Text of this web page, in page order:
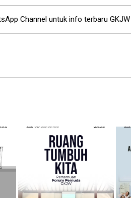
Channel untuk info terbaru GKJW